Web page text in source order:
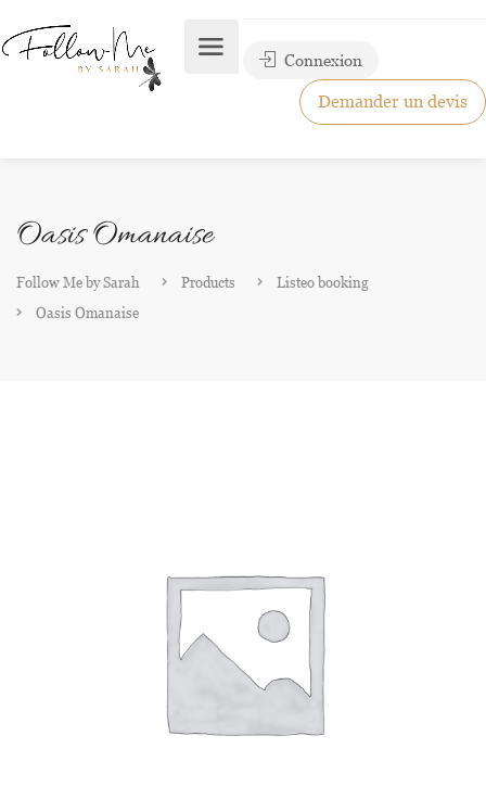
Connexion
Demander un devis
Oasis Omanaise
Follow Me by Sarah Products
Listeo booking
Oasis Omanaise